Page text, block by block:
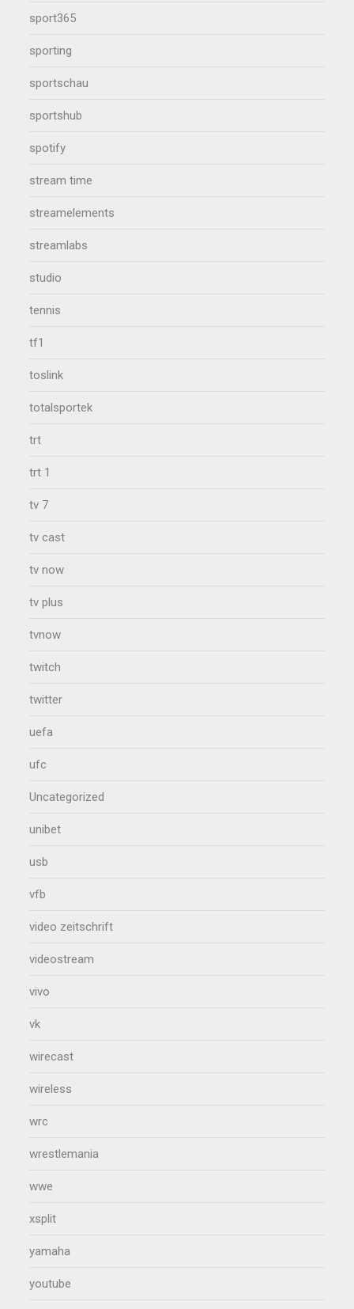
sport365
sporting
sportschau
sportshub
spotify
stream time
streamelements
streamlabs
studio
tennis
tf1
toslink
totalsportek
trt
trt 1
tv 7
tv cast
tv now
tv plus
tvnow
twitch
twitter
uefa
ufc
Uncategorized
unibet
usb
vfb
video zeitschrift
videostream
vivo
vk
wirecast
wireless
wrc
wrestlemania
wwe
xsplit
yamaha
youtube